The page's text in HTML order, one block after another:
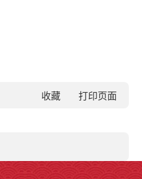
收藏